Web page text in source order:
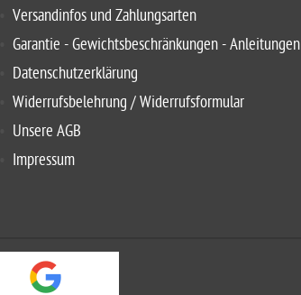
Versandinfos und Zahlungsarten
Garantie - Gewichtsbeschränkungen - Anleitungen
Datenschutzerklärung
Widerrufsbelehrung / Widerrufsformular
Unsere AGB
Impressum